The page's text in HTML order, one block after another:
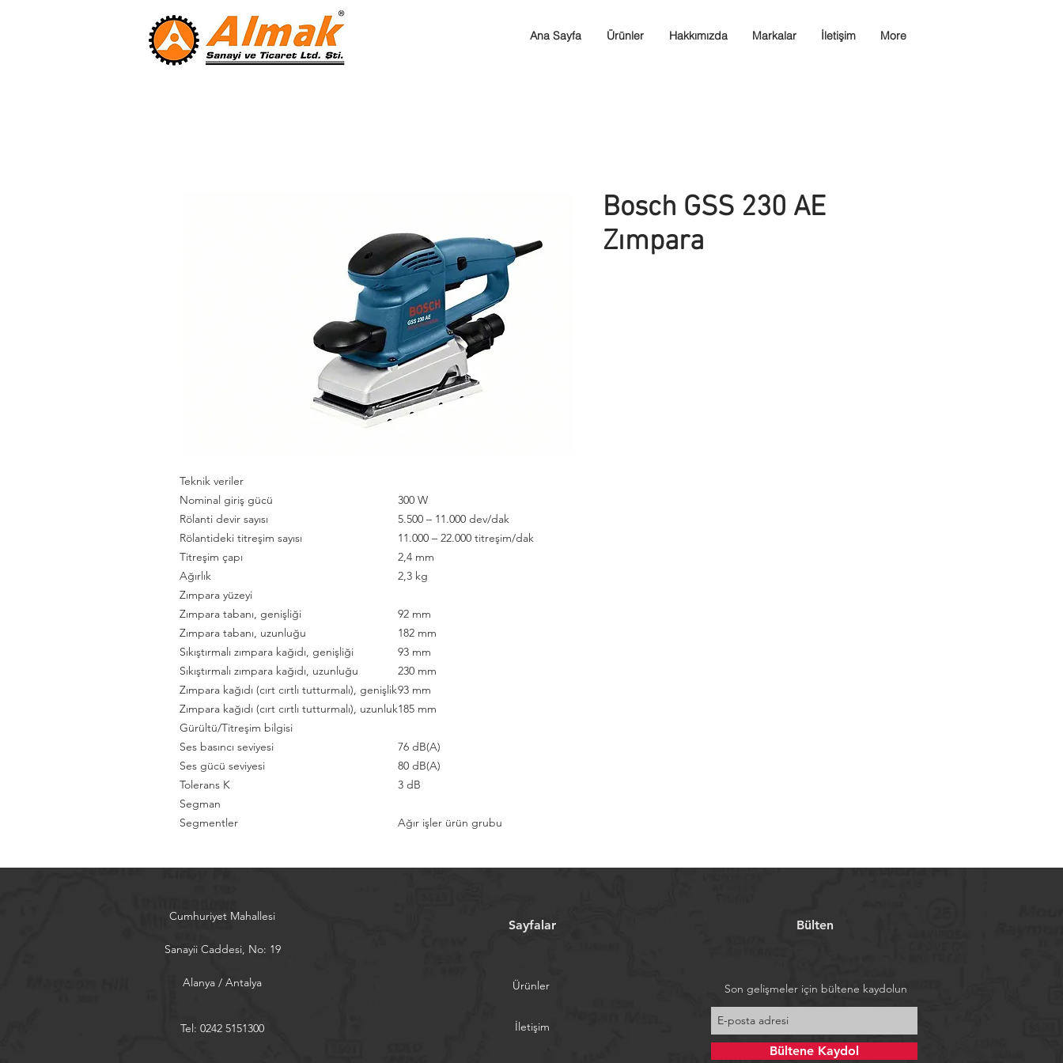
Ana Sayfa Ürünler Hakkımızda Markalar İletişim More
Teknik veriler
Nominal giriş gücü
300 W
Rölanti devir sayısı
5.500 – 11.000 dev/dak
Rölantideki titreşim sayısı
11.000 – 22.000 titreşim/dak
Titreşim çapı
2,4 mm
Ağırlık
2,3 kg
Zımpara yüzeyi
Zımpara tabanı, genişliği
92 mm
Zımpara tabanı, uzunluğu
182 mm
Sıkıştırmalı zımpara kağıdı, genişliği
93 mm
Sıkıştırmalı zımpara kağıdı, uzunluğu
230 mm
Zımpara kağıdı (cırt cırtlı tutturmalı), genişlik93 mm
Zımpara kağıdı (cırt cırtlı tutturmalı), uzunluk185 mm
Gürültü/Titreşim bilgisi
Ses basıncı seviyesi
76 dB(A)
Ses gücü seviyesi
80 dB(A)
Tolerans K
3 dB
Segman
Segmentler
Ağır işler ürün grubu
Bosch GSS 230 AE
Zımpara
Cumhuriyet Mahallesi
Sanayii Caddesi, No: 19
Alanya / Antalya
Tel: 0242 5151300
Sayfalar
Ürünler
İletişim
Bülten
Bültene Kaydol
Son gelişmeler için bültene kaydolun